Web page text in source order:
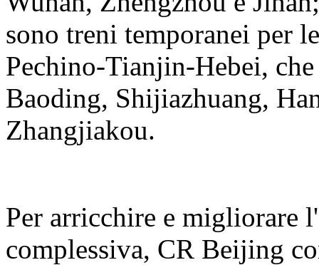
sono treni temporanei per
Pechino-Tianjin-Hebei,
Baoding, Shijiazhuang,
Zhangjiakou.
Per arricchire e migliorare
complessiva, CR Beijing